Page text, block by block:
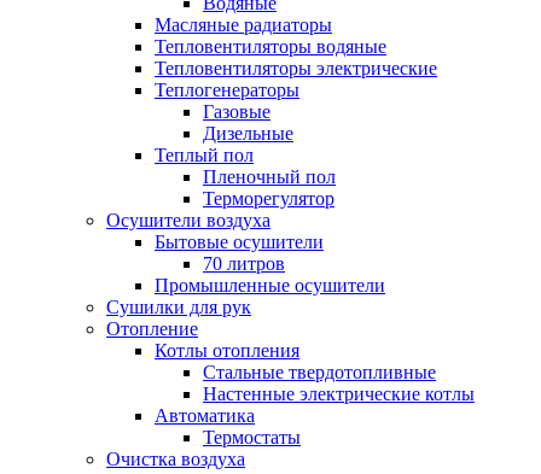
Масляные радиаторы
Тепловентиляторы водяные
Тепловентиляторы электрические
Теплогенераторы
Газовые
Дизельные
Теплый пол
Пленочный пол
Терморегулятор
Осушители воздуха
Бытовые осушители
70 литров
Промышленные осушители
Сушилки для рук
Отопление
Котлы отопления
Стальные твердотопливные
Настенные электрические котлы
Автоматика
Термостаты
Очистка воздуха